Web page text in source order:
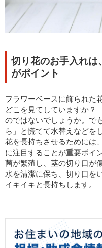
切り花のお手入れは
がポイント
フラワーベースに飾られた
どこを見てしていますか
のではないでしょうか。で
ら」と慌てて水替えなどを
花を長持ちさせるためには
に注目することが重要ポイ
菌が繁殖し、茎の切り口が
水を清潔に保ち、切り口を
イキイキと長持ちします。